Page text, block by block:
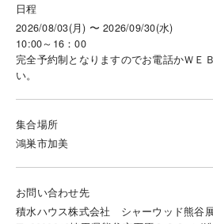
日程
2026/08/03(月) 〜 2026/09/30(水)
10:00～16：00
完全予約制となりますのでお電話かＷＥ
い。
集合場所
鴻巣市加美
お問い合わせ先
積水ハウス株式会社 シャーウッド熊谷